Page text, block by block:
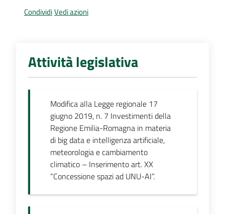
CondividiVedi azioni
Attività legislativa
Modifica alla Legge regionale 17
giugno 2019, n. 7 Investimenti della
Regione Emilia-Romagna in materia
di big data e intelligenza artificiale,
meteorologia e cambiamento
climatico – Inserimento art. XX
“Concessione spazi ad UNU-AI”.